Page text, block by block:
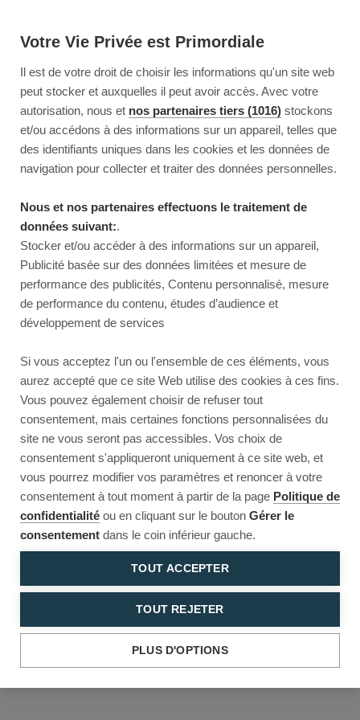
Votre Vie Privée est Primordiale
Il est de votre droit de choisir les informations qu'un site web
peut stocker et auxquelles il peut avoir accès. Avec votre
autorisation, nous et nos partenaires tiers (1016) stockons
et/ou accédons à des informations sur un appareil, telles que
des identifiants uniques dans les cookies et les données de
navigation pour collecter et traiter des données personnelles.
Nous et nos partenaires effectuons le traitement de
données suivant:.
Stocker et/ou accéder à des informations sur un appareil,
Publicité basée sur des données limitées et mesure de
performance des publicités, Contenu personnalisé, mesure
de performance du contenu, études d’audience et
développement de services
Si vous acceptez l'un ou l'ensemble de ces éléments, vous
aurez accepté que ce site Web utilise des cookies à ces fins.
Vous pouvez également choisir de refuser tout
consentement, mais certaines fonctions personnalisées du
site ne vous seront pas accessibles. Vos choix de
consentement s'appliqueront uniquement à ce site web, et
vous pourrez modifier vos paramètres et renoncer à votre
consentement à tout moment à partir de la page Politique de
confidentialité ou en cliquant sur le bouton Gérer le
consentement dans le coin inférieur gauche.
TOUT ACCEPTER
TOUT REJETER
PLUS D'OPTIONS
Reload to try again, or go back.
Reload Back